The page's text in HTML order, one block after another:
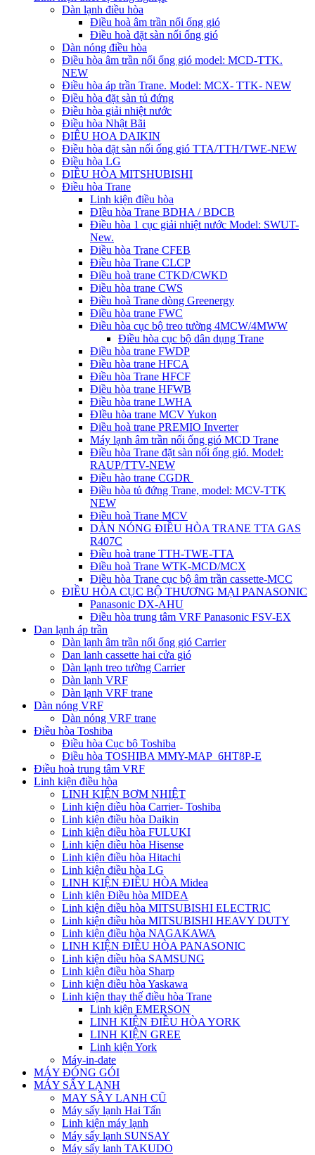
Dàn lạnh điều hòa
Điều hoà âm trần nối ống gió
Điều hoà đặt sàn nối ống gió
Dàn nóng điều hòa
Điều hòa âm trần nối ống gió model: MCD-TTK.
NEW
Điều hòa áp trần Trane. Model: MCX- TTK- NEW
Điều hòa đặt sàn tủ đứng
Điều hòa giải nhiệt nước
Điều hòa Nhật Bãi
ĐIÊU HOA DAIKIN
Điều hòa đặt sàn nối ống gió TTA/TTH/TWE-NEW
Điều hòa LG
ĐIỀU HÒA MITSHUBISHI
Điều hòa Trane
Linh kiện điều hòa
ĐIều hòa Trane BDHA / BDCB
Điều hòa 1 cục giải nhiệt nước Model: SWUT-
New.
Điều hòa Trane CFEB
Điều hòa Trane CLCP
Điều hoà trane CTKD/CWKD
Điều hòa trane CWS
Điều hoà Trane dòng Greenergy
Điều hòa trane FWC
Điều hòa cục bộ treo tường 4MCW/4MWW
Điều hòa cục bộ dân dụng Trane
Điều hòa trane FWDP
Điều hòa trane HFCA
Điều hòa Trane HFCF
Điều hòa trane HFWB
Điều hòa trane LWHA
ĐIều hòa trane MCV Yukon
Điều hoà trane PREMIO Inverter
Máy lạnh âm trần nối ống gió MCD Trane
Điều hòa Trane đặt sàn nối ống gió. Model:
RAUP/TTV-NEW
Điều hào trane CGDR
Điều hòa tủ đứng Trane, model: MCV-TTK
NEW
Điều hoà Trane MCV
DÀN NÓNG ĐIỀU HÒA TRANE TTA GAS
R407C
Điều hoà trane TTH-TWE-TTA
Điều hoà Trane WTK-MCD/MCX
Điều hòa Trane cục bộ âm trần cassette-MCC
ĐIỀU HÒA CỤC BỘ THƯƠNG MẠI PANASONIC
Panasonic DX-AHU
Điều hòa trung tâm VRF Panasonic FSV-EX
Dan lạnh áp trần
Dàn lạnh âm trần nối ống gió Carrier
Dan lanh cassette hai cửa gió
Dàn lạnh treo tường Carrier
Dàn lạnh VRF
Dàn lạnh VRF trane
Dàn nóng VRF
Dàn nóng VRF trane
Điều hòa Toshiba
Điều hòa Cục bộ Toshiba
Điều hòa TOSHIBA MMY-MAP_6HT8P-E
Điều hoà trung tâm VRF
Linh kiện điều hòa
LINH KIỆN BƠM NHIỆT
Linh kiện điều hòa Carrier- Toshiba
Linh kiện điều hòa Daikin
Linh kiện điều hòa FULUKI
Linh kiện điều hòa Hisense
Linh kiện điều hòa Hitachi
Linh kiện điều hòa LG
LINH KIỆN ĐIỀU HÒA Midea
Linh kiện Điều hòa MIDEA
Linh kiện điều hòa MITSUBISHI ELECTRIC
Linh kiện điều hòa MITSUBISHI HEAVY DUTY
Linh kiện điều hòa NAGAKAWA
LINH KIỆN ĐIỀU HÒA PANASONIC
Linh kiện điều hòa SAMSUNG
Linh kiện điều hòa Sharp
Linh kiện điều hòa Yaskawa
Linh kiện thay thế điều hòa Trane
Linh kiện EMERSON
LINH KIỆN ĐIỀU HÒA YORK
LINH KIỆN GREE
Linh kiện York
Máy-in-date
MÁY ĐÓNG GÓI
MÁY SẤY LẠNH
MAY SÂY LANH CŨ
Máy sấy lạnh Hai Tấn
Linh kiện máy lạnh
Máy sấy lạnh SUNSAY
Máy sấy lanh TAKUDO